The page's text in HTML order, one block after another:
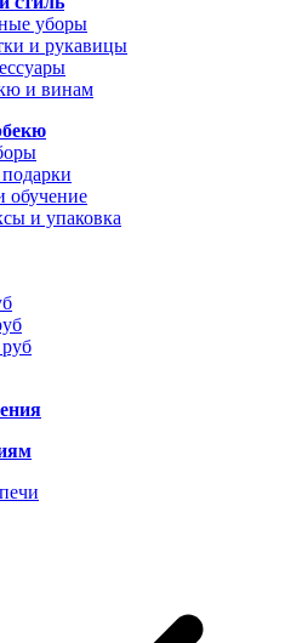
уборы
и рукавицы
и винам
обучение
и упаковка